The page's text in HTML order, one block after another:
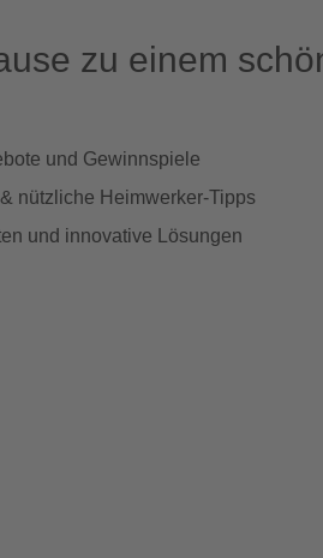
zu einem
und Gewinnspiele
nützliche Heimwerker-Tipps
und innovative Lösungen